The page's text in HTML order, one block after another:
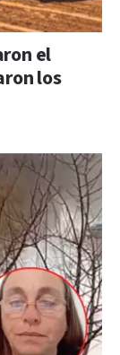
el
los